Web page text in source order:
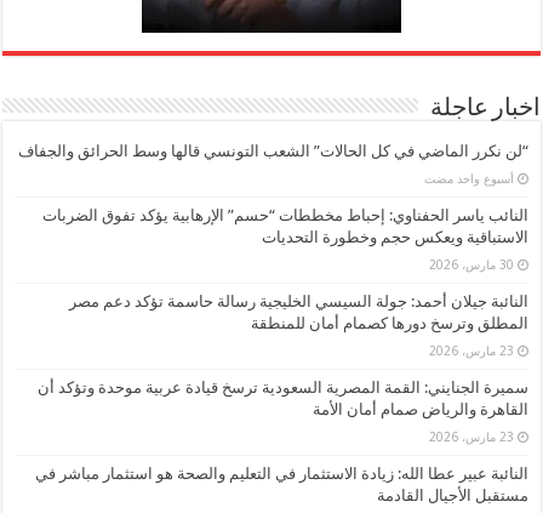
اخبار عاجلة
“لن نكرر الماضي في كل الحالات” الشعب التونسي قالها وسط الحرائق والجفاف
‏أسبوع واحد مضت
النائب ياسر الحفناوي: إحباط مخططات “حسم” الإرهابية يؤكد تفوق الضربات
الاستباقية ويعكس حجم وخطورة التحديات
30 مارس، 2026
النائبة جيلان أحمد: جولة السيسي الخليجية رسالة حاسمة تؤكد دعم مصر
المطلق وترسخ دورها كصمام أمان للمنطقة
23 مارس، 2026
سميرة الجنايني: القمة المصرية السعودية ترسخ قيادة عربية موحدة وتؤكد أن
القاهرة والرياض صمام أمان الأمة
23 مارس، 2026
النائبة عبير عطا الله: زيادة الاستثمار في التعليم والصحة هو استثمار مباشر في
مستقبل الأجيال القادمة